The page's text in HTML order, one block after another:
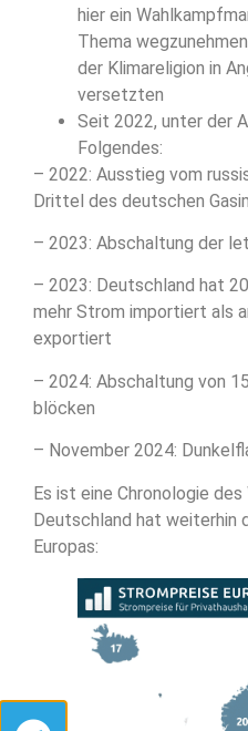
hier ein
Thema
der Klimareligion in
versetzten
Seit 2022, unter der
Folgendes:
– 2022: Ausstieg vom
Drittel des deutschen
– 2023: Abschaltung der
– 2023: Deutschland hat
mehr Strom importiert als
exportiert
– 2024: Abschaltung von
blöcken
– November 2024:
Es ist eine Chronologie
Deutschland hat weiterhin
Europas: